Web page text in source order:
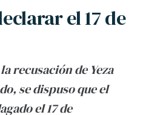
el 17 de
recusación de Yeza
se dispuso que el
el 17 de